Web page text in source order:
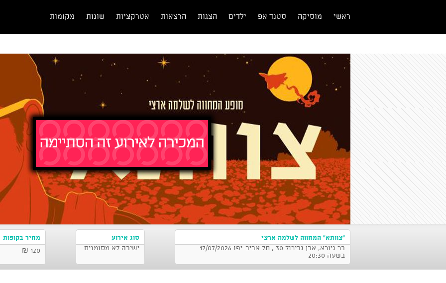
ראשי מוסיקה סטנד אפ ילדים הצגות הרצאות אטרקציות שונות מקומות
"צוותא" המחווה לשלמה ארצי
בר גיורא, אבן גבירול 30 , תל אביב-יפו 17/07/2026
בשעה 20:30
סוג אירוע
ישיבה לא מסומנים
מחיר בקופות
120 ₪